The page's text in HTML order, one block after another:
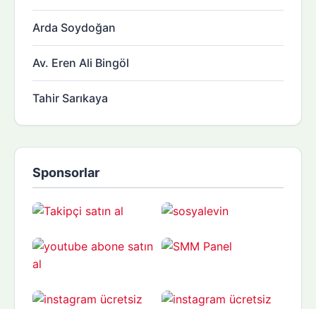
Arda Soydoğan
Av. Eren Ali Bingöl
Tahir Sarıkaya
Sponsorlar